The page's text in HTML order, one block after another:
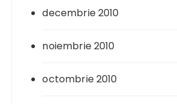
decembrie 2010
noiembrie 2010
octombrie 2010